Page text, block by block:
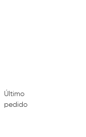
Último
pedido